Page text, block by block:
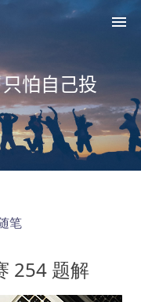
怕自己投
笔
254 题解